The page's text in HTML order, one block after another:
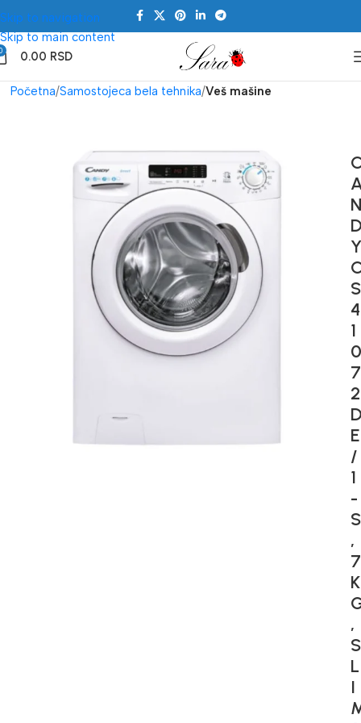
Skip to navigation
Skip to main content
0.00 RSD
Početna Samostojeca bela tehnika Veš mašine
N
Y
S
4
1
0
7
2
E
/
1
-
S
,
7
K
,
S
L
I